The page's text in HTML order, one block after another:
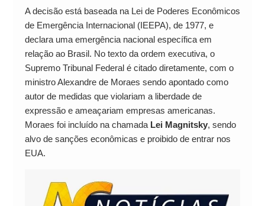
A decisão está baseada na Lei de Poderes Econômicos
de Emergência Internacional (IEEPA), de 1977, e
declara uma emergência nacional específica em
relação ao Brasil. No texto da ordem executiva, o
Supremo Tribunal Federal é citado diretamente, com o
ministro Alexandre de Moraes sendo apontado como
autor de medidas que violariam a liberdade de
expressão e ameaçariam empresas americanas.
Moraes foi incluído na chamada Lei Magnitsky, sendo
alvo de sanções econômicas e proibido de entrar nos
EUA.